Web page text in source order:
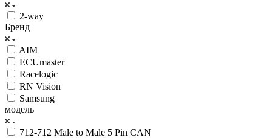
2-way
Бренд
AIM
ECUmaster
Racelogic
RN Vision
Samsung
модель
712-712 Male to Male 5 Pin CAN